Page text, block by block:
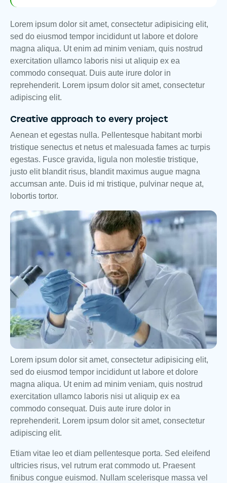
Lorem ipsum dolor sit amet, consectetur adipisicing elit,
sed do eiusmod tempor incididunt ut labore et dolore
magna aliqua. Ut enim ad minim veniam, quis nostrud
exercitation ullamco laboris nisi ut aliquip ex ea
commodo consequat. Duis aute irure dolor in
reprehenderit. Lorem ipsum dolor sit amet, consectetur
adipiscing elit.
Creative approach to every project
Aenean et egestas nulla. Pellentesque habitant morbi
tristique senectus et netus et malesuada fames ac turpis
egestas. Fusce gravida, ligula non molestie tristique,
justo elit blandit risus, blandit maximus augue magna
accumsan ante. Duis id mi tristique, pulvinar neque at,
lobortis tortor.
Lorem ipsum dolor sit amet, consectetur adipisicing elit,
sed do eiusmod tempor incididunt ut labore et dolore
magna aliqua. Ut enim ad minim veniam, quis nostrud
exercitation ullamco laboris nisi ut aliquip ex ea
commodo consequat. Duis aute irure dolor in
reprehenderit. Lorem ipsum dolor sit amet, consectetur
adipiscing elit.
Etiam vitae leo et diam pellentesque porta. Sed eleifend
ultricies risus, vel rutrum erat commodo ut. Praesent
finibus congue euismod. Nullam scelerisque massa vel